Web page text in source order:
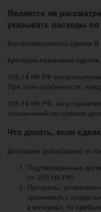
Является ли
указывать расходы
Контролируемость сделки В
Критерии признания
105.14 НК РФ
При этом особенности,
105.14 НК РФ, не
ограничений по суммам
Что делать, если
Доходами (расходами) от
Подтвержденные
ст. 250 НК РФ).
Проценты,
сравнивать с
в интервал, то